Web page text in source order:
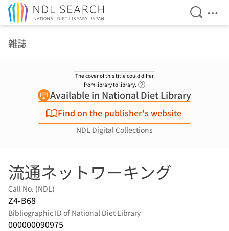
Open
雑誌
The cover of this title could differ
from library to library.
Available in National Diet Library
Find on the publisher's website
NDL Digital Collections
流通ネットワーキング
Call No. (NDL)
Z4-B68
Bibliographic ID of National Diet Library
000000090975